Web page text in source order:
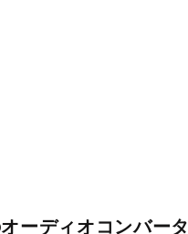
ーディオコンバータ